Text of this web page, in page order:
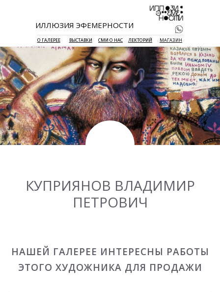
МАГАЗИН
ЛЕКТОРИЙ
СМИ О НАС
ВЫСТАВКИ
О ГАЛЕРЕЕ
ИЛЛЮЗИЯ ЭФЕМЕРНОСТИ
+7 938 177
КУПРИЯНОВ ВЛАДИМИР
ПЕТРОВИЧ
НАШЕЙ ГАЛЕРЕЕ ИНТЕРЕСНЫ РАБОТЫ
ЭТОГО ХУДОЖНИКА ДЛЯ ПРОДАЖИ